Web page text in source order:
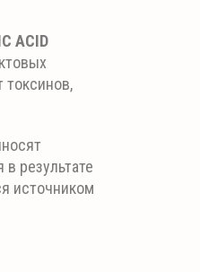
ACID
токсинов,
результате
источником